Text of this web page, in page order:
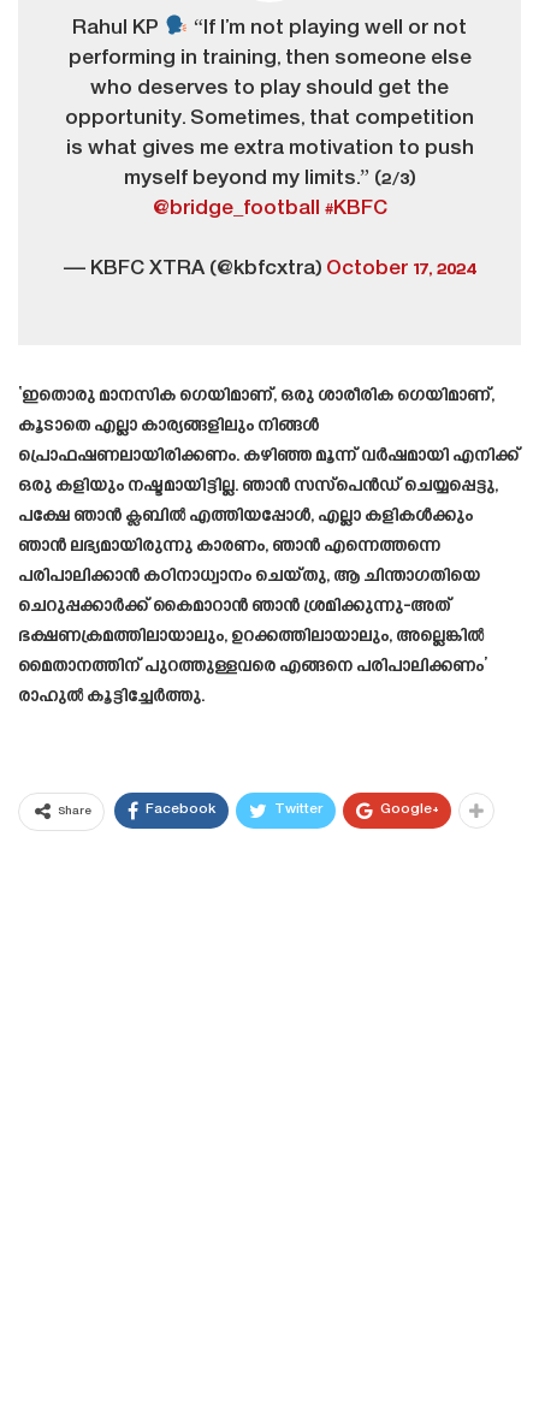
Rahul KP
“If I’m not playing well or not
performing in training, then someone else
who deserves to play should get the
opportunity. Sometimes, that competition
is what gives me extra motivation to push
myself beyond my limits.” (2/3)
@bridge_football
#KBFC
— KBFC XTRA (@kbfcxtra) October 17, 2024
‘ഇതൊരു മാനസിക ഗെയിമാണ്, ഒരു ശാരീരിക ഗെയിമാണ്,
കൂടാതെ എല്ലാ കാര്യങ്ങളിലും നിങ്ങൾ
പ്രൊഫഷണലായിരിക്കണം. കഴിഞ്ഞ മൂന്ന് വർഷമായി എനിക്ക്
ഒരു കളിയും നഷ്ടമായിട്ടില്ല. ഞാൻ സസ്‌പെൻഡ് ചെയ്യപ്പെട്ടു,
പക്ഷേ ഞാൻ ക്ലബിൽ എത്തിയപ്പോൾ, എല്ലാ കളികൾക്കും
ഞാൻ ലഭ്യമായിരുന്നു കാരണം, ഞാൻ എന്നെത്തന്നെ
പരിപാലിക്കാൻ കഠിനാധ്വാനം ചെയ്‌തു, ആ ചിന്താഗതിയെ
ചെറുപ്പക്കാർക്ക് കൈമാറാൻ ഞാൻ ശ്രമിക്കുന്നു-അത്
ഭക്ഷണക്രമത്തിലായാലും, ഉറക്കത്തിലായാലും, അല്ലെങ്കിൽ
മൈതാനത്തിന് പുറത്തുള്ളവരെ എങ്ങനെ പരിപാലിക്കണം’
രാഹുൽ കൂട്ടിച്ചേർത്തു.
Share Facebook Twitter Google+